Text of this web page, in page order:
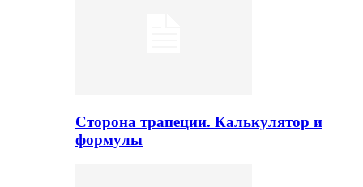
Сторона трапеции. Калькулятор и
формулы